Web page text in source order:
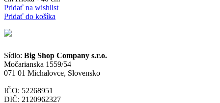
Pridať na wishlist
Pridať do košíka
Sídlo: Big Shop Company s.r.o.
Močarianska 1559/54
071 01 Michalovce, Slovensko
IČO: 52268951
DIČ: 2120962327